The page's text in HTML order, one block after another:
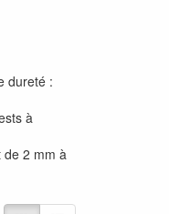
dureté :
à
de 2 mm à